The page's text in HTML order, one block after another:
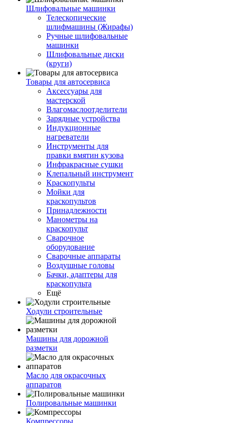
Шлифовальные машинки
Телескопические
шлифмашины (Жирафы)
Ручные шлифовальные
машинки
Шлифовальные диски
(круги)
Товары для автосервиса
Аксессуары для
мастерской
Влагомаслоотделители
Зарядные устройства
Индукционные
нагреватели
Инструменты для
правки вмятин кузова
Инфракрасные сушки
Клепальный инструмент
Краскопульты
Мойки для
краскопультов
Принадлежности
Манометры на
краскопульт
Сварочное
оборудование
Сварочные аппараты
Воздушные головы
Бачки, адаптеры для
краскопульта
Ещё
Ходули строительные
Машины для дорожной
разметки
Масло для окрасочных
аппаратов
Полировальные машинки
Компрессоры